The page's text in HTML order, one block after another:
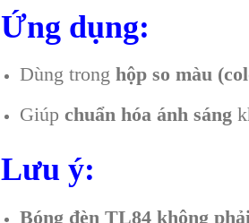
Ứng dụng:
Dùng trong hộp so màu
Giúp chuẩn hóa ánh sáng
Lưu ý:
Bóng đèn TL84 không